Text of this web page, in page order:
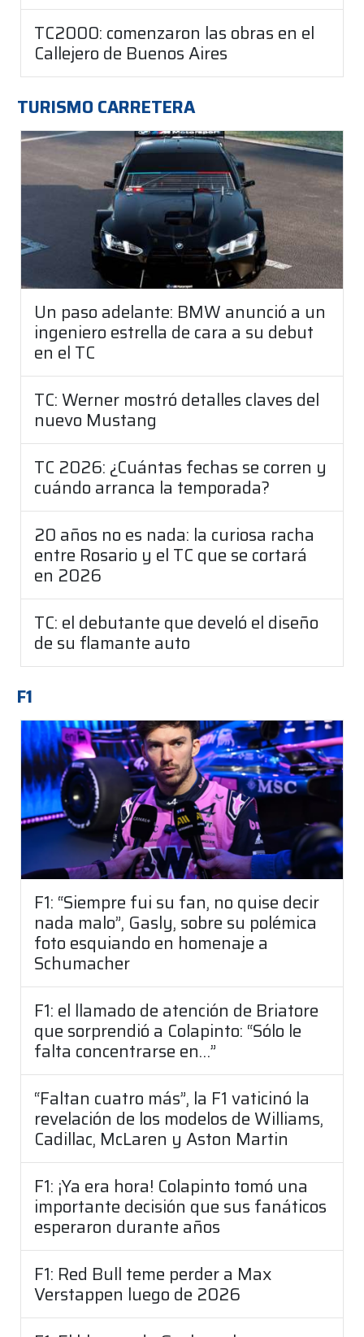
TC2000: comenzaron las obras en el
Callejero de Buenos Aires
TURISMO CARRETERA
Un paso adelante: BMW anunció a un
ingeniero estrella de cara a su debut
en el TC
TC: Werner mostró detalles claves del
nuevo Mustang
TC 2026: ¿Cuántas fechas se corren y
cuándo arranca la temporada?
20 años no es nada: la curiosa racha
entre Rosario y el TC que se cortará
en 2026
TC: el debutante que develó el diseño
de su flamante auto
F1
F1: “Siempre fui su fan, no quise decir
nada malo”, Gasly, sobre su polémica
foto esquiando en homenaje a
Schumacher
F1: el llamado de atención de Briatore
que sorprendió a Colapinto: “Sólo le
falta concentrarse en…”
“Faltan cuatro más”, la F1 vaticinó la
revelación de los modelos de Williams,
Cadillac, McLaren y Aston Martin
F1: ¡Ya era hora! Colapinto tomó una
importante decisión que sus fanáticos
esperaron durante años
F1: Red Bull teme perder a Max
Verstappen luego de 2026